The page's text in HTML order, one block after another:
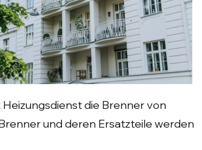
die Brenner von
und deren Ersatzteile werden